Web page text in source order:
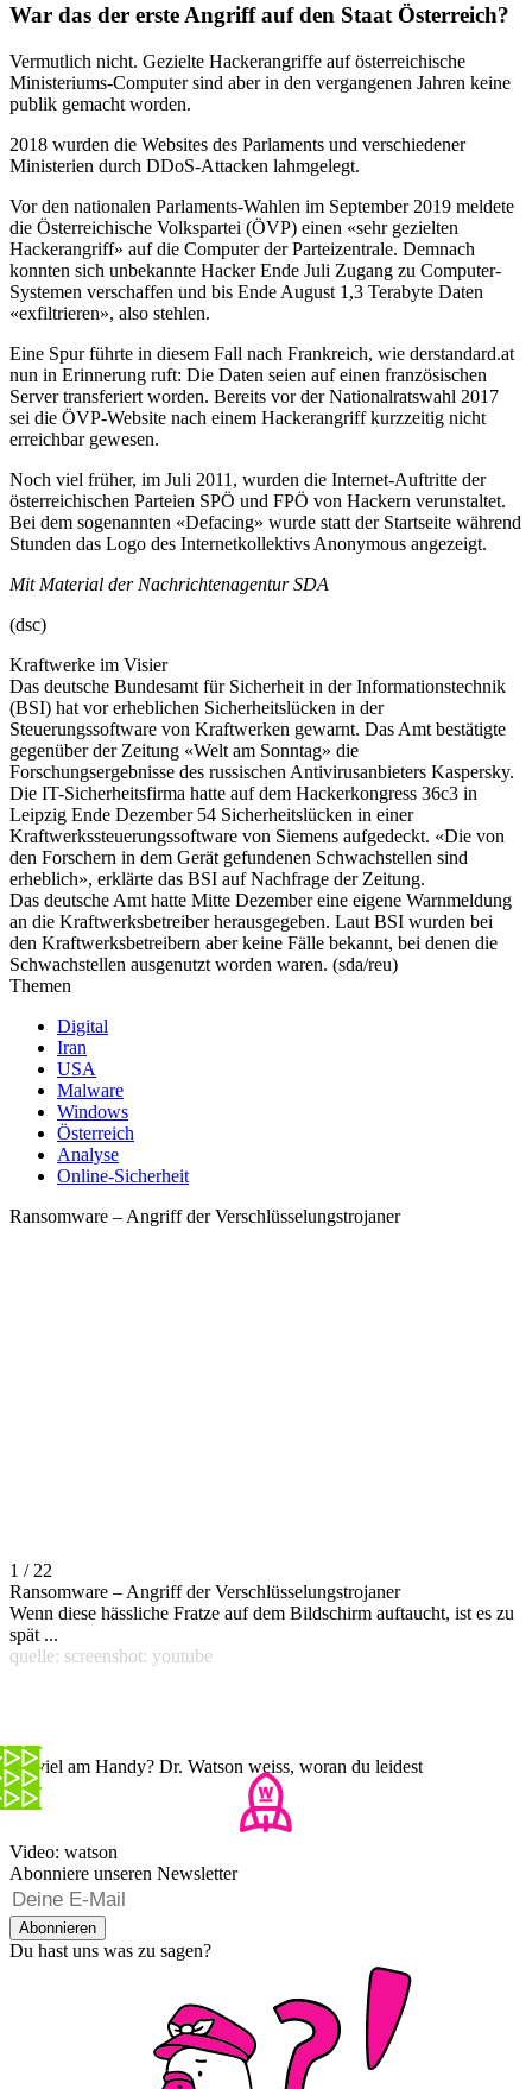
War das der erste Angriff auf den Staat Österreich?
Vermutlich nicht. Gezielte Hackerangriffe auf österreichische
Ministeriums-Computer sind aber in den vergangenen Jahren keine
publik gemacht worden.
2018 wurden die Websites des Parlaments und verschiedener
Ministerien durch DDoS-Attacken lahmgelegt.
Vor den nationalen Parlaments-Wahlen im September 2019 meldete
die Österreichische Volkspartei (ÖVP) einen «sehr gezielten
Hackerangriff» auf die Computer der Parteizentrale. Demnach
konnten sich unbekannte Hacker Ende Juli Zugang zu Computer-
Systemen verschaffen und bis Ende August 1,3 Terabyte Daten
«exfiltrieren», also stehlen.
Eine Spur führte in diesem Fall nach Frankreich, wie derstandard.at
nun in Erinnerung ruft: Die Daten seien auf einen französischen
Server transferiert worden. Bereits vor der Nationalratswahl 2017
sei die ÖVP-Website nach einem Hackerangriff kurzzeitig nicht
erreichbar gewesen.
Noch viel früher, im Juli 2011, wurden die Internet-Auftritte der
österreichischen Parteien SPÖ und FPÖ von Hackern verunstaltet.
Bei dem sogenannten «Defacing» wurde statt der Startseite während
Stunden das Logo des Internetkollektivs Anonymous angezeigt.
Mit Material der Nachrichtenagentur SDA
(dsc)
Kraftwerke im Visier
Das deutsche Bundesamt für Sicherheit in der Informationstechnik
(BSI) hat vor erheblichen Sicherheitslücken in der
Steuerungssoftware von Kraftwerken gewarnt. Das Amt bestätigte
gegenüber der Zeitung «Welt am Sonntag» die
Forschungsergebnisse des russischen Antivirusanbieters Kaspersky.
Die IT-Sicherheitsfirma hatte auf dem Hackerkongress 36c3 in
Leipzig Ende Dezember 54 Sicherheitslücken in einer
Kraftwerkssteuerungssoftware von Siemens aufgedeckt. «Die von
den Forschern in dem Gerät gefundenen Schwachstellen sind
erheblich», erklärte das BSI auf Nachfrage der Zeitung.
Das deutsche Amt hatte Mitte Dezember eine eigene Warnmeldung
an die Kraftwerksbetreiber herausgegeben. Laut BSI wurden bei
den Kraftwerksbetreibern aber keine Fälle bekannt, bei denen die
Schwachstellen ausgenutzt worden waren. (sda/reu)
Themen
Digital
Iran
USA
Malware
Windows
Österreich
Analyse
Online-Sicherheit
Ransomware – Angriff der Verschlüsselungstrojaner
1 / 22
Ransomware – Angriff der Verschlüsselungstrojaner
Wenn diese hässliche Fratze auf dem Bildschirm auftaucht, ist es zu
spät ...
quelle: screenshot: youtube
Zu viel am Handy? Dr. Watson weiss, woran du leidest
Video: watson
Abonniere unseren Newsletter
Abonnieren
Du hast uns was zu sagen?